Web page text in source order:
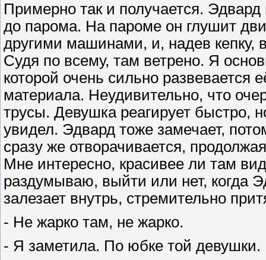
Примерно так и получается.
до парома. На пароме он глушит
другими машинами, и, надев
Судя по всему, там ветрено. Я
которой очень сильно развевается
материала. Неудивительно, что
трусы. Девушка реагирует быстро,
увидел. Эдвард тоже замечает,
сразу же отворачивается,
Мне интересно, красивее ли там
раздумываю, выйти или нет, когда
залезает внутрь, стремительно
- Не жарко там, не жарко.
- Я заметила. По юбке той девушки.